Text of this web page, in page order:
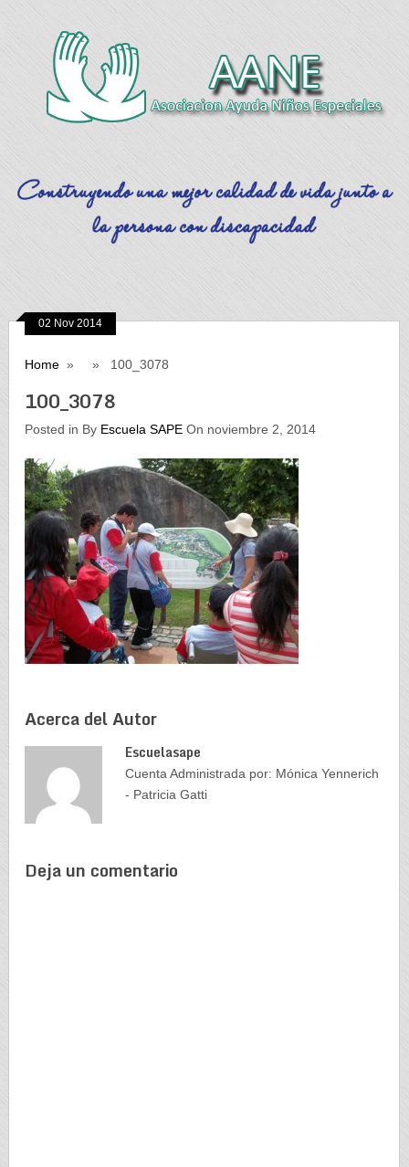
02 Nov 2014
Home » » 100_3078
100_3078
Posted in By Escuela SAPE On noviembre 2, 2014
Acerca del Autor
Escuelasape
Cuenta Administrada por: Mónica Yennerich
- Patricia Gatti
Deja un comentario